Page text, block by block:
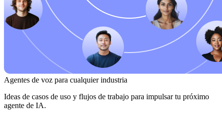
Agentes de voz para cualquier industria
Ideas de casos de uso y flujos de trabajo para impulsar tu próximo
agente de IA.